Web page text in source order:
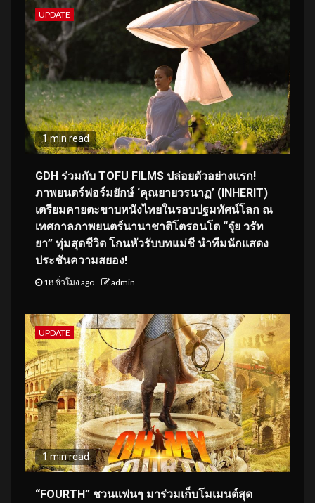
UPDATE
1 min read
GDH ร่วมกับ TOFU FILMS ปล่อยตัวอย่างแรก!
ภาพยนตร์ฟอร์มยักษ์ ‘คุณยายวรนาฏ’ (INHERIT)
เตรียมคายตะขาบหนังไทยในรอบปฐมทัศน์โลก ณ
เทศกาลภาพยนตร์นานาชาติโตรอนโต “จุ๋ย วรัท
ยา” ทุ่มสุดชีวิต โกนหัวรับบทแม่ชี นำทีมนักแสดง
ประชันความสยอง!
18 ชั่วโมง ago admin
UPDATE
1 min read
“FOURTH” ชวนแฟนๆ มาร่วมเก็บโมเมนต์สุด